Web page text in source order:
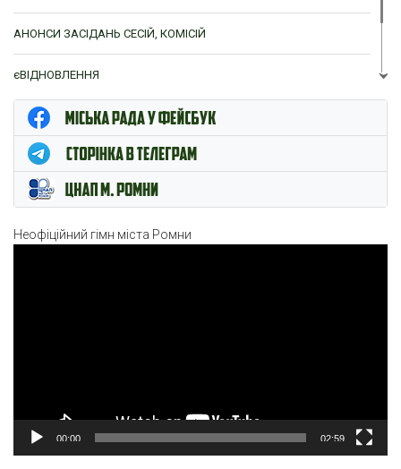
АНОНСИ ЗАСІДАНЬ СЕСІЙ, КОМІСІЙ
єВІДНОВЛЕННЯ
ЦНАП м. Ромни
Неофіційний гімн міста Ромни
00:00 02:59